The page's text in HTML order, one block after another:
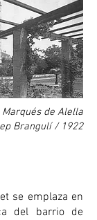
de Alella
Brangulí / 1922
se emplaza en
del barrio de